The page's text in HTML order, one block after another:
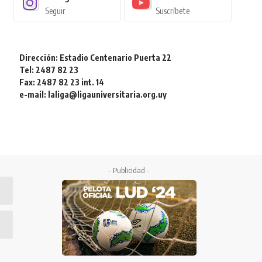
Seguir Suscríbete
Dirección: Estadio Centenario Puerta 22
Tel: 2487 82 23
Fax: 2487 82 23 int. 14
e-mail: laliga@ligauniversitaria.org.uy
- Publicidad -